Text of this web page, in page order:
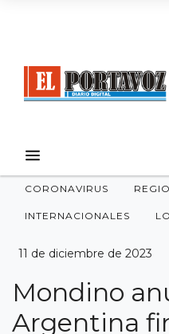
CORONAVIRUS
INTERNACIONALES
11 de diciembre de 2023
Mondino
Argentina